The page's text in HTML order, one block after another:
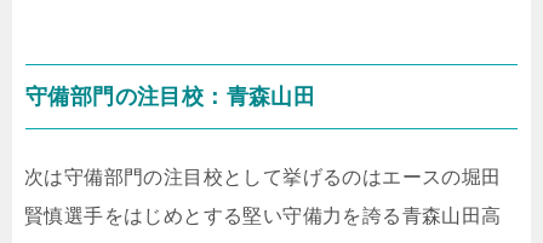
守備部門の注目校：青森山田
次は守備部門の注目校として挙げるのはエースの堀田
賢慎選手をはじめとする堅い守備力を誇る青森山田高